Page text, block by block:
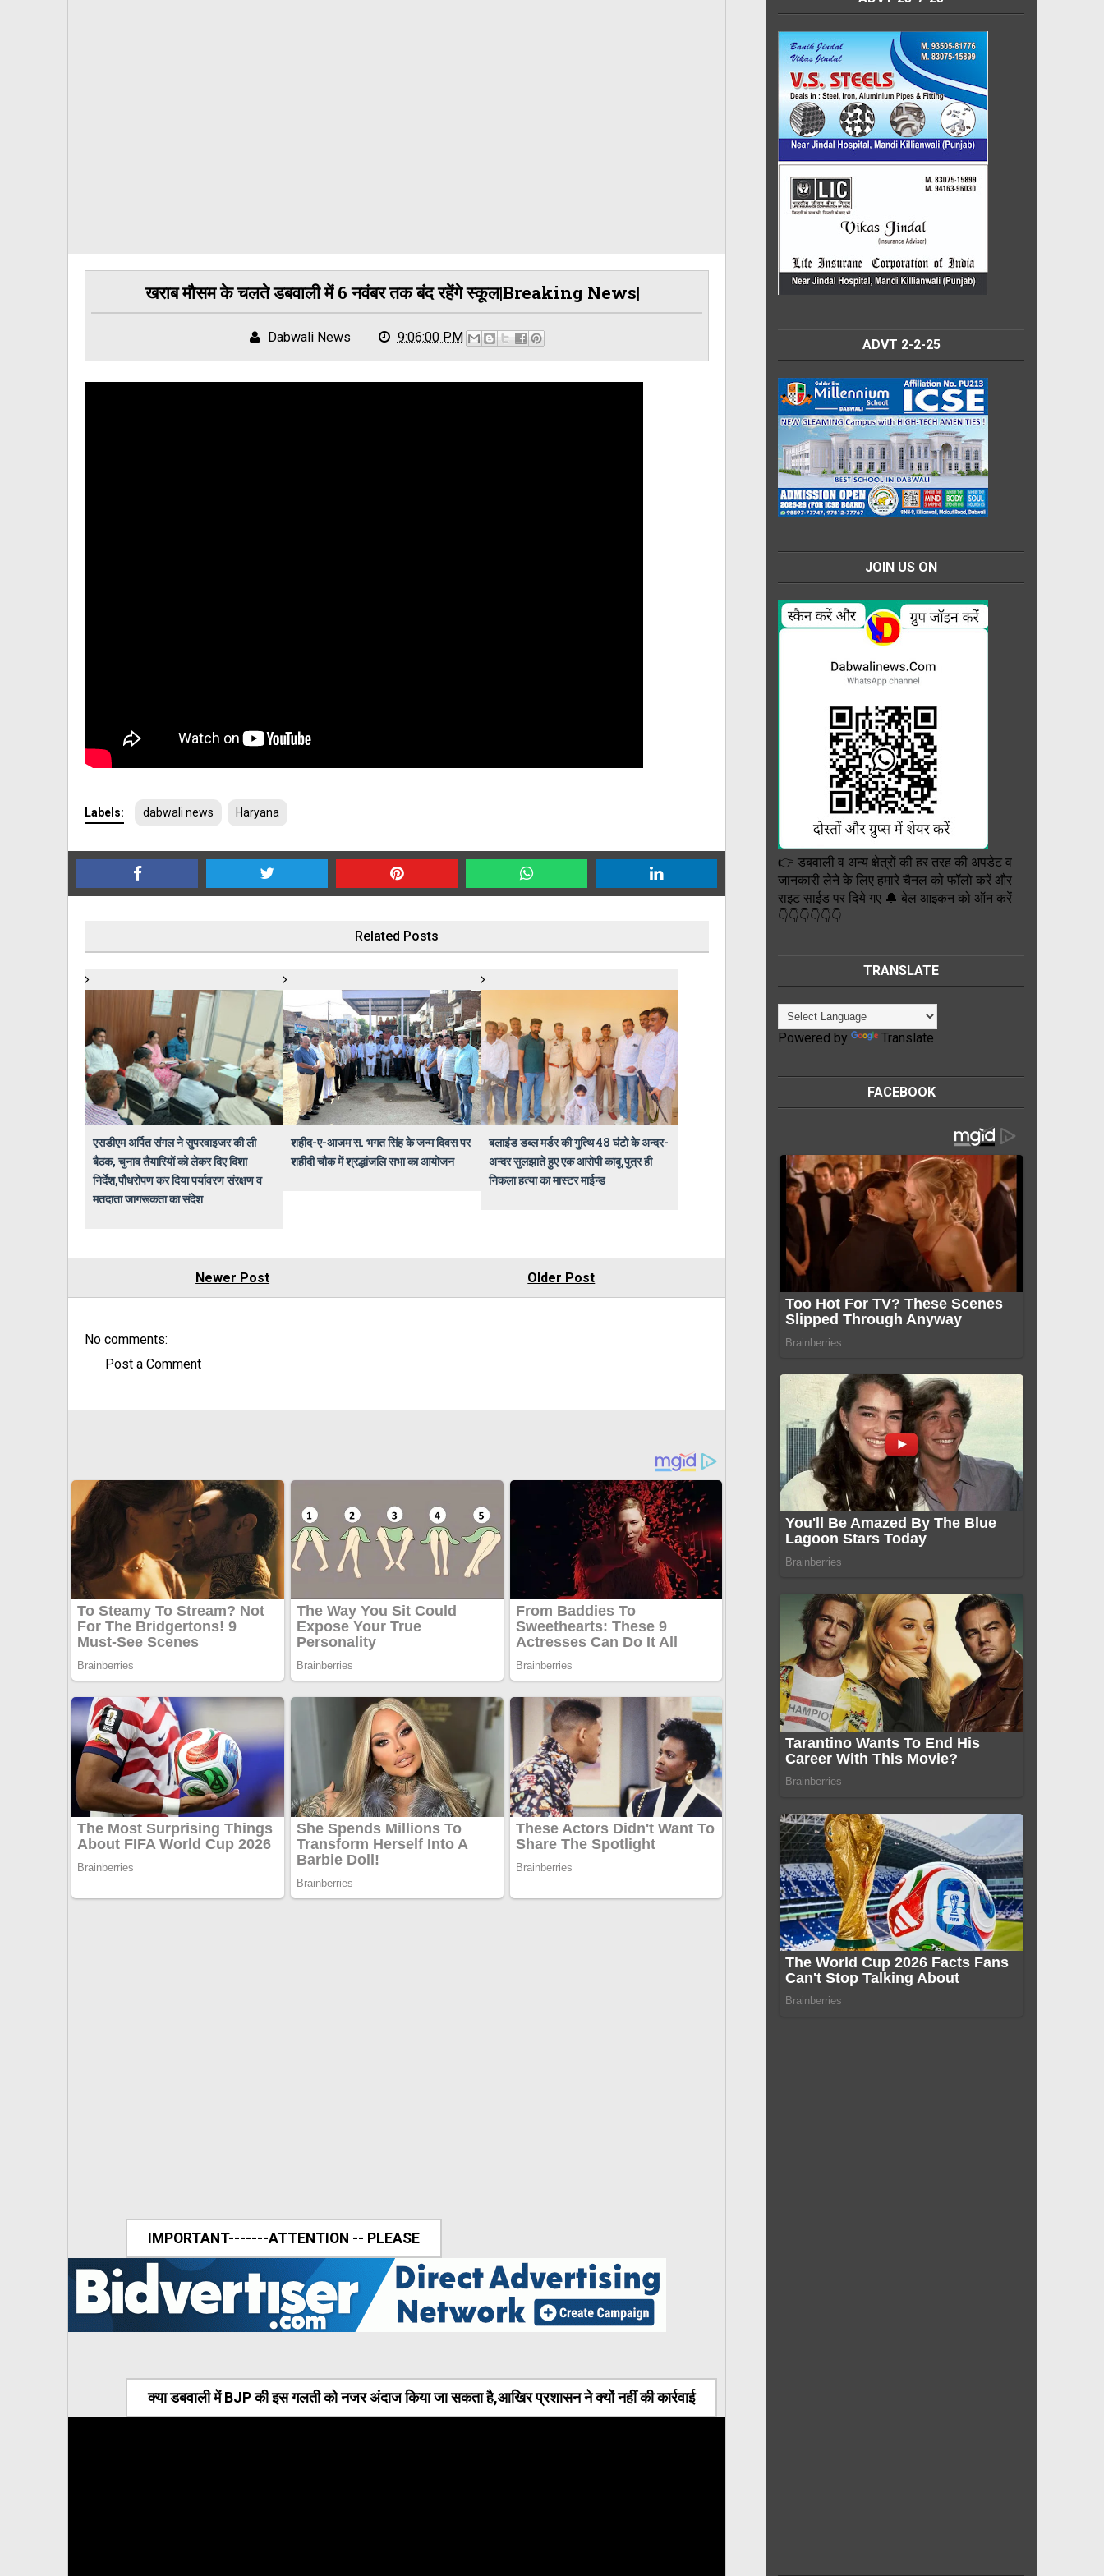
खराब मौसम के चलते डबवाली में 6 नवंबर तक बंद रहेंगे स्कूल|Breaking News|
Dabwali News 9:06:00 PM
Labels: dabwali news Haryana
Related Posts
एसडीएम अर्पित संगल ने सुपरवाइजर की ली
बैठक, चुनाव तैयारियों को लेकर दिए दिशा
निर्देश,पौधरोपण कर दिया पर्यावरण संरक्षण व
मतदाता जागरूकता का संदेश
शहीद-ए-आजम स. भगत सिंह के जन्म दिवस पर
शहीदी चौक में श्रद्धांजलि सभा का आयोजन
बलाइंड डब्ल मर्डर की गुत्थि 48 घंटो के अन्दर-
अन्दर सुलझाते हुए एक आरोपी काबू,पुत्र ही
निकला हत्या का मास्टर माईन्ड
Newer Post Older Post
No comments:
Post a Comment
IMPORTANT-------ATTENTION -- PLEASE
क्या डबवाली में BJP की इस गलती को नजर अंदाज किया जा सकता है,आखिर प्रशासन ने क्यों नहीं की कार्रवाई
ADVT 2-2-25
JOIN US ON
👉 डबवाली व अन्य क्षेत्रों की हर तरह की अपडेट व
जानकारी लेने के लिए हमारे चैनल को फॉलो करें और
राइट साईड पर दिये गए 🔔 बेल आइकन को ऑन करें
👇👇👇👇👇👇
TRANSLATE
Powered by Translate
FACEBOOK